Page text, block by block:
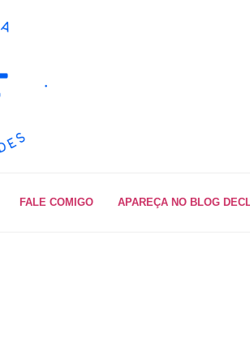
FALE COMIGO APAREÇA NO BLOG